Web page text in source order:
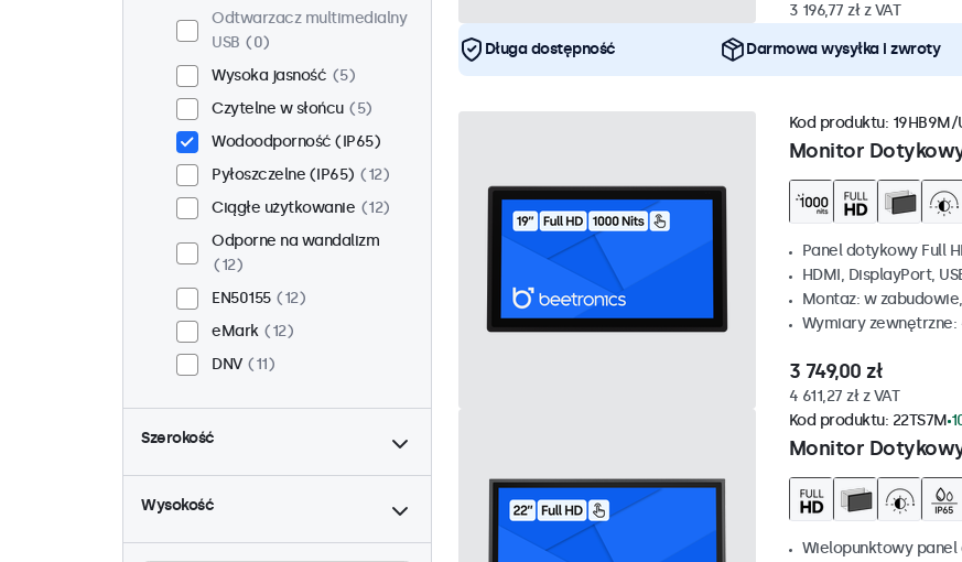
Odtwarzacz multimedialny
USB
0
Wysoka jasność
5
Czytelne w słońcu
5
Wodoodporność (IP65)
Pyłoszczelne (IP65)
12
Ciągłe użytkowanie
12
Odporne na wandalizm
12
EN50155
12
eMark
12
DNV
11
Szerokość
Wysokość
3 196,77 zł z VAT
Długa dostępność Darmowa wysyłka i zwroty
Monitor
Kod produktu: 19HB9M/
Panel dotykowy Full
HDMI, DisplayPort,
Montaz: w
Wymiary zewnętrzne:
3 749,00 zł
4 611,27 zł z VAT
Monitor
Kod produktu: 22TS7M
Wielopunktowy panel